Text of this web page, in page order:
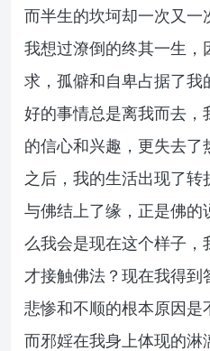
而半生的坎坷却一次又一
我想过潦倒的终其一生，
求，孤僻和自卑占据了我
好的事情总是离我而去，
的信心和兴趣，更失去了
之后，我的生活出现了
与佛结上了缘，正是佛的
么我会是现在这个样子，
才接触佛法？现在我得到
悲惨和不顺的根本原因是
而邪婬在我身上体现的淋